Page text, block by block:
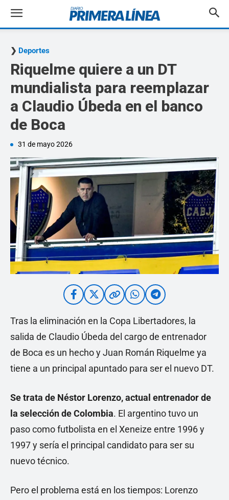
Deportes
Riquelme quiere a un DT
mundialista para reemplazar
a Claudio Úbeda en el banco
de Boca
31 de mayo 2026
Tras la eliminación en la Copa Libertadores, la
salida de Claudio Úbeda del cargo de entrenador
de Boca es un hecho y Juan Román Riquelme ya
tiene a un principal apuntado para ser el nuevo DT.
Se trata de Néstor Lorenzo, actual entrenador de
la selección de Colombia. El argentino tuvo un
paso como futbolista en el Xeneize entre 1996 y
1997 y sería el principal candidato para ser su
nuevo técnico.
Pero el problema está en los tiempos: Lorenzo